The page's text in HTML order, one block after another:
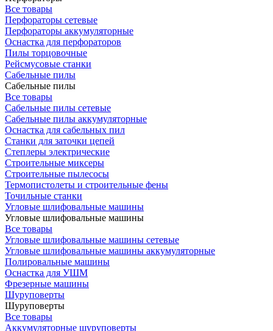
Все товары
Перфораторы сетевые
Перфораторы аккумуляторные
Оснастка для перфораторов
Пилы торцовочные
Рейсмусовые станки
Сабельные пилы
Сабельные пилы
Все товары
Сабельные пилы сетевые
Сабельные пилы аккумуляторные
Оснастка для сабельных пил
Станки для заточки цепей
Степлеры электрические
Строительные миксеры
Строительные пылесосы
Термопистолеты и строительные фены
Точильные станки
Угловые шлифовальные машины
Угловые шлифовальные машины
Все товары
Угловые шлифовальные машины сетевые
Угловые шлифовальные машины аккумуляторные
Полировальные машины
Оснастка для УШМ
Фрезерные машины
Шуруповерты
Шуруповерты
Все товары
Аккумуляторные шуруповерты